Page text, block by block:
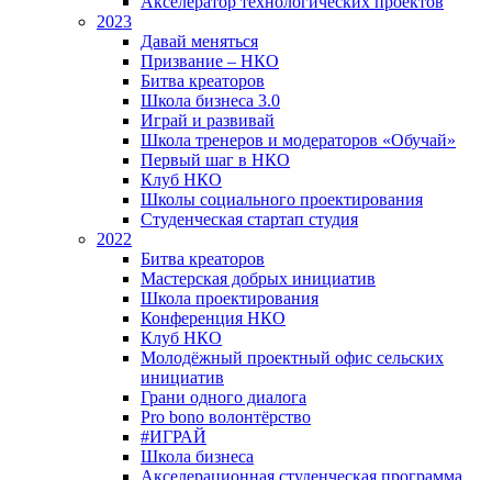
2023
Давай меняться
Призвание – НКО
Битва креаторов
Школа бизнеса 3.0
Играй и развивай
Школа тренеров и модераторов «Обучай»
Первый шаг в НКО
Клуб НКО
Школы социального проектирования
Студенческая стартап студия
2022
Битва креаторов
Мастерская добрых инициатив
Школа проектирования
Конференция НКО
Клуб НКО
Молодёжный проектный офис сельских
инициатив
Грани одного диалога
Pro bono волонтёрство
#ИГРАЙ
Школа бизнеса
Акселерационная студенческая программа